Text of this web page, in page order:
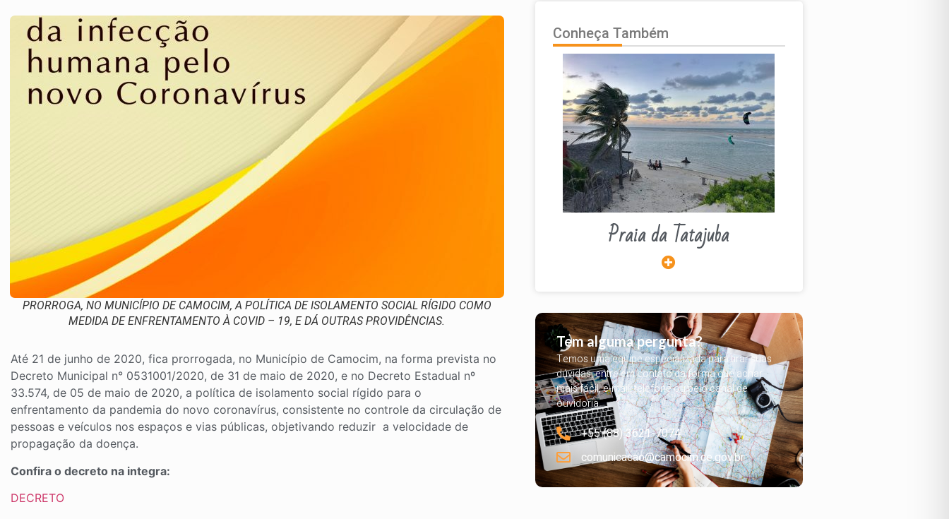
PRORROGA, NO MUNICÍPIO DE CAMOCIM, A POLÍTICA DE ISOLAMENTO SOCIAL RÍGIDO COMO
MEDIDA DE ENFRENTAMENTO À COVID – 19, E DÁ OUTRAS PROVIDÊNCIAS.
Até 21 de junho de 2020, fica prorrogada, no Município de Camocim, na forma prevista no
Decreto Municipal n° 0531001/2020, de 31 de maio de 2020, e no Decreto Estadual nº
33.574, de 05 de maio de 2020, a política de isolamento social rígido para o
enfrentamento da pandemia do novo coronavírus, consistente no controle da circulação de
pessoas e veículos nos espaços e vias públicas, objetivando reduzir a velocidade de
propagação da doença.
Confira o decreto na integra:
DECRETO
Conheça Também
Praia da Tatajuba
Tem alguma pergunta?
Temos uma equipe especializada para tirar suas
dúvidas, entre em contato da forma que achar
mais fácil, e-mail, telefone ou pelo canal de
ouvidoria.
+55 (88) 3621-7074
comunicacao@camocim.ce.gov.br